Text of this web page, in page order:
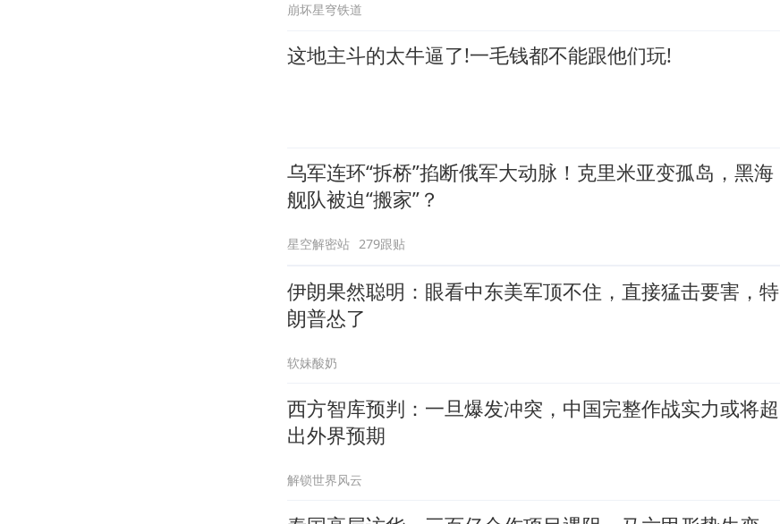
崩坏星穹铁道
这地主斗的太牛逼了!一毛钱都不能跟他们玩!
乌军连环“拆桥”掐断俄军大动脉！克里米亚变孤岛，黑海
舰队被迫“搬家”？
星空解密站 279跟贴
伊朗果然聪明：眼看中东美军顶不住，直接猛击要害，特
朗普怂了
软妹酸奶
西方智库预判：一旦爆发冲突，中国完整作战实力或将超
出外界预期
解锁世界风云